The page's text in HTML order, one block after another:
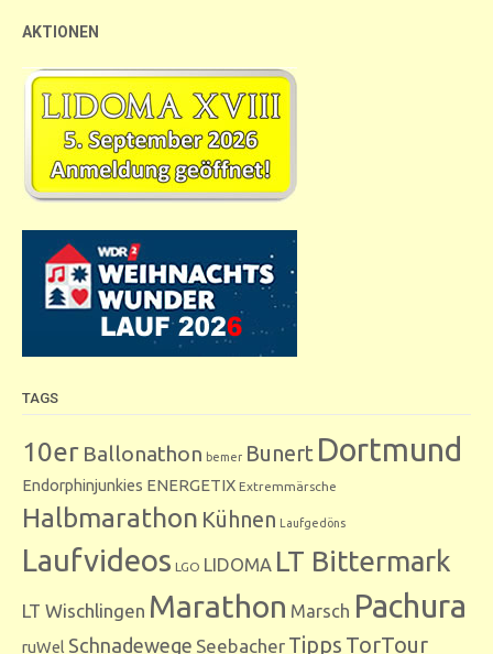
AKTIONEN
TAGS
10er Ballonathon bemer Bunert Dortmund
Endorphinjunkies ENERGETIX Extremmärsche
Halbmarathon Kühnen Laufgedöns
Laufvideos LGO LIDOMA LT Bittermark
LT Wischlingen Marathon Marsch Pachura
ruWel Schnadewege Seebacher Tipps TorTour